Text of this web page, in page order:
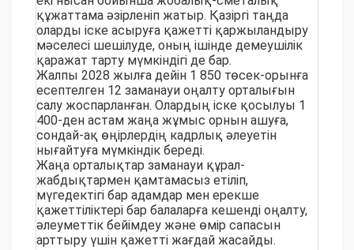
құжаттама әзірленіп жатыр. Қазіргі таңда
оларды іске асыруға қажетті қаржыландыру
мәселесі шешілуде, оның ішінде демеушілік
қаражат тарту мүмкіндігі де бар.
Жалпы 2028 жылға дейін 1 850 төсек-орынға
есептелген 12 заманауи оңалту орталығын
салу жоспарланған. Олардың іске қосылуы 1
400-ден астам жаңа жұмыс орнын ашуға,
сондай-ақ өңірлердің кадрлық әлеуетін
нығайтуға мүмкіндік береді.
Жаңа орталықтар заманауи құрал-
жабдықтармен қамтамасыз етіліп,
мүгедектігі бар адамдар мен ерекше
қажеттіліктері бар балаларға кешенді оңалту,
әлеуметтік бейімдеу және өмір сапасын
арттыру үшін қажетті жағдай жасайды.